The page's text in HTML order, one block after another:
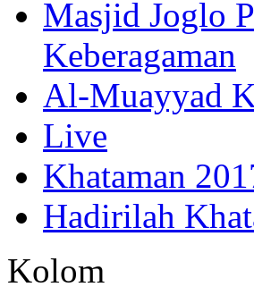
Masjid Joglo
Keberagaman
Al-Muayyad
Live
Khataman
Hadirilah
Kolom